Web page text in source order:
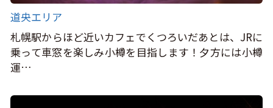
道央エリア
札幌駅からほど近いカフェでくつろいだあとは、JRに
乗って車窓を楽しみ小樽を目指します！夕方には小樽
運…